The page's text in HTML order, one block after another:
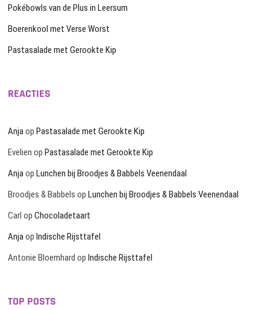
Pokébowls van de Plus in Leersum
Boerenkool met Verse Worst
Pastasalade met Gerookte Kip
REACTIES
AnjaopPastasalade met Gerookte Kip
Evelien opPastasalade met Gerookte Kip
AnjaopLunchen bij Broodjes & Babbels Veenendaal
Broodjes & Babbels opLunchen bij Broodjes & Babbels Veenendaal
Carl opChocoladetaart
AnjaopIndische Rijsttafel
Antonie Bloemhard opIndische Rijsttafel
TOP POSTS